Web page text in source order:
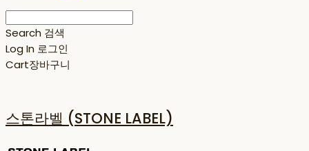
Search 검색
Log In 로그인
Cart장바구니
스톤라벨 (STONE LABEL)